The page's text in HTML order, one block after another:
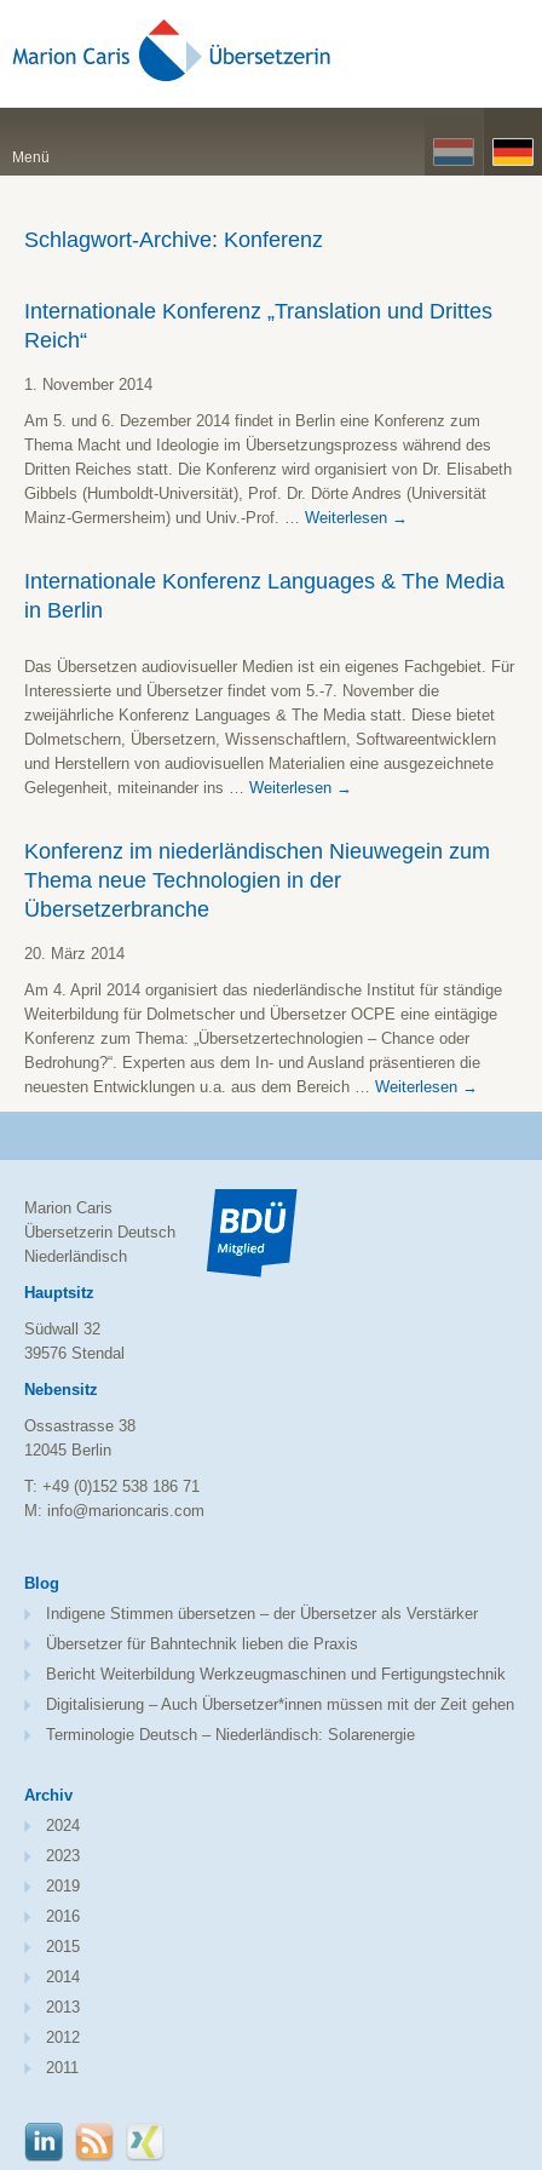
Menü
Schlagwort-Archive: Konferenz
Internationale Konferenz „Translation und Drittes
Reich“
1. November 2014
Am 5. und 6. Dezember 2014 findet in Berlin eine Konferenz zum
Thema Macht und Ideologie im Übersetzungsprozess während des
Dritten Reiches statt. Die Konferenz wird organisiert von Dr. Elisabeth
Gibbels (Humboldt-Universität), Prof. Dr. Dörte Andres (Universität
Mainz-Germersheim) und Univ.-Prof. … Weiterlesen →
Internationale Konferenz Languages & The Media
in Berlin
Das Übersetzen audiovisueller Medien ist ein eigenes Fachgebiet. Für
Interessierte und Übersetzer findet vom 5.-7. November die
zweijährliche Konferenz Languages & The Media statt. Diese bietet
Dolmetschern, Übersetzern, Wissenschaftlern, Softwareentwicklern
und Herstellern von audiovisuellen Materialien eine ausgezeichnete
Gelegenheit, miteinander ins … Weiterlesen →
Konferenz im niederländischen Nieuwegein zum
Thema neue Technologien in der
Übersetzerbranche
20. März 2014
Am 4. April 2014 organisiert das niederländische Institut für ständige
Weiterbildung für Dolmetscher und Übersetzer OCPE eine eintägige
Konferenz zum Thema: „Übersetzertechnologien – Chance oder
Bedrohung?“. Experten aus dem In- und Ausland präsentieren die
neuesten Entwicklungen u.a. aus dem Bereich … Weiterlesen →
Marion Caris
Übersetzerin Deutsch
Niederländisch
Hauptsitz
Südwall 32
39576 Stendal
Nebensitz
Ossastrasse 38
12045 Berlin
T: +49 (0)152 538 186 71
M: info@marioncaris.com
Blog
Indigene Stimmen übersetzen – der Übersetzer als Verstärker
Übersetzer für Bahntechnik lieben die Praxis
Bericht Weiterbildung Werkzeugmaschinen und Fertigungstechnik
Digitalisierung – Auch Übersetzer*innen müssen mit der Zeit gehen
Terminologie Deutsch – Niederländisch: Solarenergie
Archiv
2024
2023
2019
2016
2015
2014
2013
2012
2011